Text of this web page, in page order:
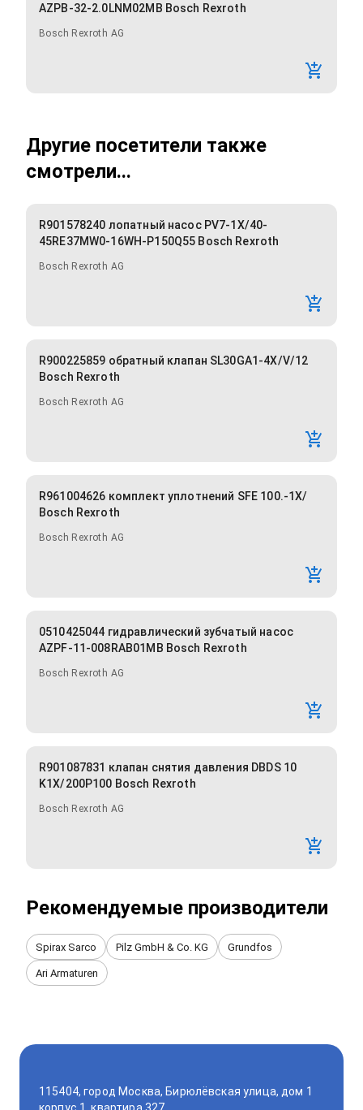
AZPB-32-2.0LNM02MB Bosch Rexroth
Bosch Rexroth AG
Другие посетители также
смотрели...
R901578240 лопатный насос PV7-1X/40-
45RE37MW0-16WH-P150Q55 Bosch Rexroth
Bosch Rexroth AG
R900225859 обратный клапан SL30GA1-4X/V/12
Bosch Rexroth
Bosch Rexroth AG
R961004626 комплект уплотнений SFE 100.-1X/
Bosch Rexroth
Bosch Rexroth AG
0510425044 гидравлический зубчатый насос
AZPF-11-008RAB01MB Bosch Rexroth
Bosch Rexroth AG
R901087831 клапан снятия давления DBDS 10
K1X/200P100 Bosch Rexroth
Bosch Rexroth AG
Рекомендуемые производители
Spirax Sarco Pilz GmbH & Co. KG Grundfos
Ari Armaturen
115404, город Москва, Бирюлёвская улица, дом 1